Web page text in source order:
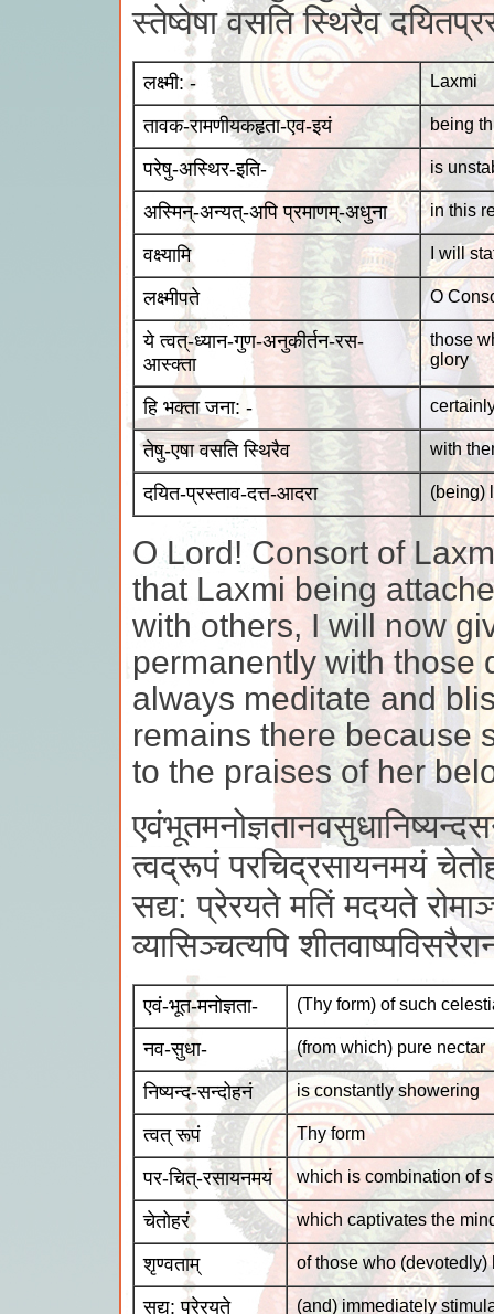
स्तेष्वेषा वसति स्थिरैव
लक्ष्मी: - Laxmi
तावक-रामणीयकहृता-एव-इयं being
परेषु-अस्थिर-इति- is
अस्मिन्-अन्यत्-अपि प्रमाणम्-अधुना in this
वक्ष्यामि I will
लक्ष्मीपते O
ये त्वत्-ध्यान-गुण-अनुकीर्तन-रस-
आस्क्ता
those
glory
हि भक्ता जना: -
तेषु-एषा वसति स्थिरैव with
दयित-प्रस्ताव-दत्त-आदरा (being)
O Lord! Consort of
that Laxmi being
with others, I will now
permanently with those
always meditate and
remains there because
to the praises of her
त्वद्रूपं परचिद्रसायनमयं
सद्य: प्रेरयते मतिं मदयते
व्यासिञ्चत्यपि
एवं-भूत-मनोज्ञता- (Thy form) of such
नव-सुधा- (from which) pure nectar
निष्यन्द-सन्दोहनं is constantly showering
त्वत् रूपं Thy form
पर-चित्-रसायनमयं which is combination of
चेतोहरं which captivates the
शृण्वताम् of those who (devotedly)
सद्य: प्रेरयते (and) immediately